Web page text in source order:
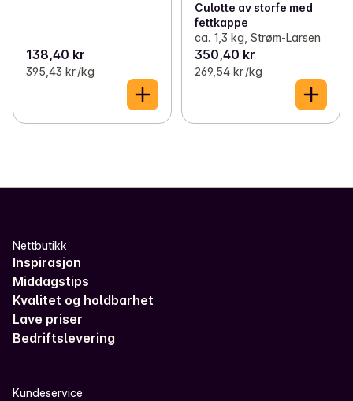
138,40 kr
395,43 kr /kg
Culotte av storfe med
fettkappe
ca. 1,3 kg, Strøm-Larsen
350,40 kr
269,54 kr /kg
Nettbutikk
Inspirasjon
Middagstips
Kvalitet og holdbarhet
Lave priser
Bedriftslevering
Kundeservice